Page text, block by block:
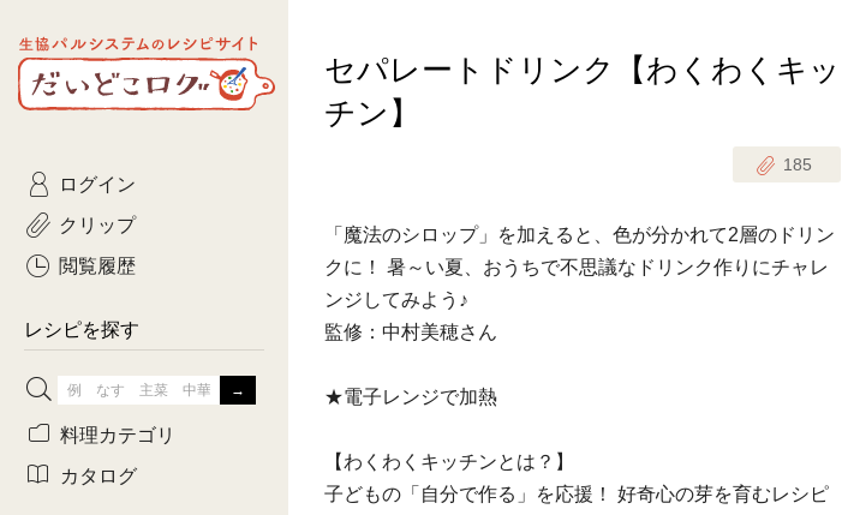
生協パルシステムのレシピ
サイト
だいどこログ
セパレートドリンク【わくわくキッ
チン】
185
「魔法のシロップ」を加えると、色が分かれて2層のドリン
クに！ 暑～い夏、おうちで不思議なドリンク作りにチャレ
ンジしてみよう♪
監修：中村美穂さん
★電子レンジで加熱
【わくわくキッチンとは？】
子どもの「自分で作る」を応援！ 好奇心の芽を育むレシピ
ログイン
クリップ
閲覧履歴
レシピを探す
ひとさじのときめき時間
3日分ごはんセット（2人分）
3日分ごはんセット（3人分）
がんばらない平日ごはん
有賀薫さんのスープ
料理カテゴリ
主菜 副菜
おつまみ おやつ・デザート
カタログ
コトコト
ぷれーんぺいじ
乾物屋さん